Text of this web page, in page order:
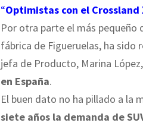
“Optimistas con el Crossland
Por otra parte el más pequeño
fábrica de Figueruelas, ha sido
jefa de Producto, Marina López,
en España.
El buen dato no ha pillado a la
siete años la demanda de